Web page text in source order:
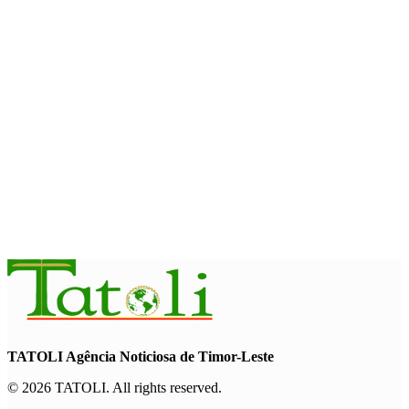
TATOLI Agência Noticiosa de Timor-Leste
© 2026 TATOLI. All rights reserved.